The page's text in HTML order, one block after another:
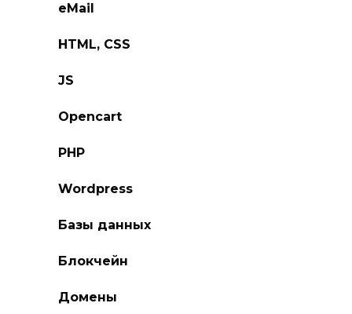
eMail
HTML, CSS
JS
Opencart
PHP
Wordpress
Базы данных
Блокчейн
Домены